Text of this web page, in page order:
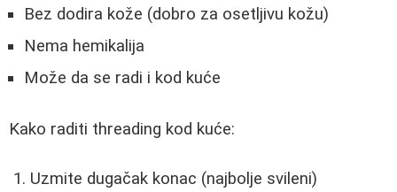
Bez dodira kože (dobro za osetljivu kožu)
Nema hemikalija
Može da se radi i kod kuće
Kako raditi threading kod kuće:
Uzmite dugačak konac (najbolje svileni)